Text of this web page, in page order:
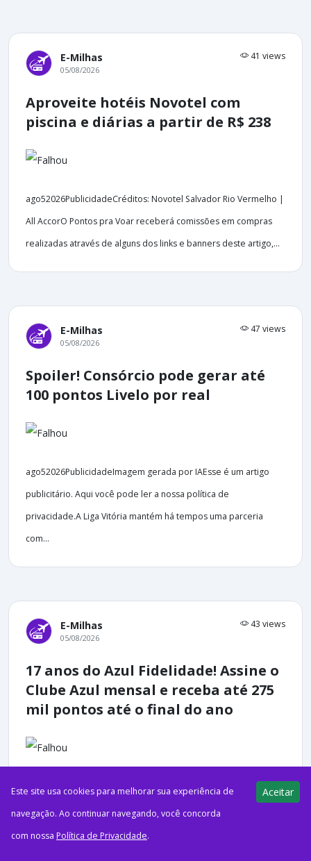
E-Milhas 41 views
05/08/2026
Aproveite hotéis Novotel com
piscina e diárias a partir de R$ 238
ago52026PublicidadeCréditos: Novotel Salvador Rio Vermelho |
All AccorO Pontos pra Voar receberá comissões em compras
realizadas através de alguns dos links e banners deste artigo,...
E-Milhas 47 views
05/08/2026
Spoiler! Consórcio pode gerar até
100 pontos Livelo por real
ago52026PublicidadeImagem gerada por IAEsse é um artigo
publicitário. Aqui você pode ler a nossa política de
privacidade.A Liga Vitória mantém há tempos uma parceria
com...
E-Milhas 43 views
05/08/2026
17 anos do Azul Fidelidade! Assine o
Clube Azul mensal e receba até 275
mil pontos até o final do ano
ago52026Azul FidelidadeCréditos: FreepikQuer acelerar o
acúmulo de pontos nos próximos meses? Em comemoração
aos 17 anos, o Azul Fidelidade lançou uma nova campanha de
Este site usa cookies para melhorar sua experiência de
navegação. Ao continuar navegando, você concorda
com nossa Política de Privacidade.
Aceitar